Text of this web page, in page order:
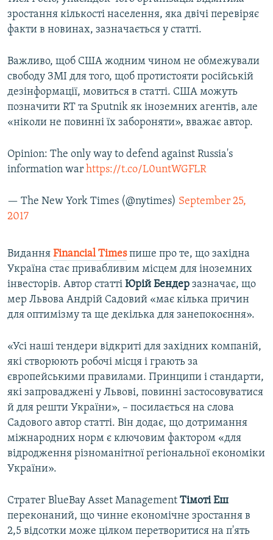
зростання кількості населення, яка двічі перевіряє
факти в новинах, зазначається у статті.
Важливо, щоб США жодним чином не обмежували
свободу ЗМІ для того, щоб протистояти російській
дезінформації, мовиться в статті. США можуть
позначити RT та Sputnik як іноземних агентів, але
«ніколи не повинні їх забороняти», вважає автор.
Opinion: The only way to defend against Russia's
information war https://t.co/L0untWGFLR
— The New York Times (@nytimes) September 25,
2017
Видання Financial Timesпише про те, що західна
Україна стає привабливим місцем для іноземних
інвесторів. Автор статті Юрій Бендер зазначає, що
мер Львова Андрій Садовий «має кілька причин
для оптимізму та ще декілька для занепокоєння».
«Усі наші тендери відкриті для західних компаній,
які створюють робочі місця і грають за
європейськими правилами. Принципи і стандарти,
які запроваджені у Львові, повинні застосовуватися
й для решти України», – посилається на слова
Садового автор статті. Він додає, що дотримання
міжнародних норм є ключовим фактором «для
відродження різноманітної регіональної економіки
України».
Стратег BlueBay Asset Management Тімоті Еш
переконаний, що чинне економічне зростання в
2,5 відсотки може цілком перетворитися на п'ять